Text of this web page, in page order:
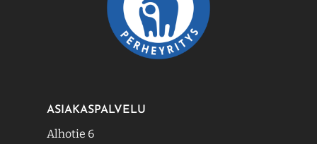
ASIAKASPALVELU
Alhotie 6